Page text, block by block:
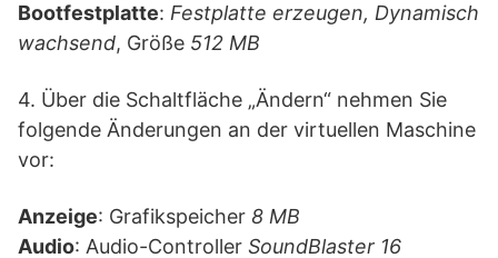
Bootfestplatte: Festplatte erzeugen, Dynamisch
wachsend, Größe 512 MB
4. Über die Schaltfläche „Ändern“ nehmen Sie
folgende Änderungen an der virtuellen Maschine
vor:
Anzeige: Grafikspeicher 8 MB
Audio: Audio-Controller SoundBlaster 16